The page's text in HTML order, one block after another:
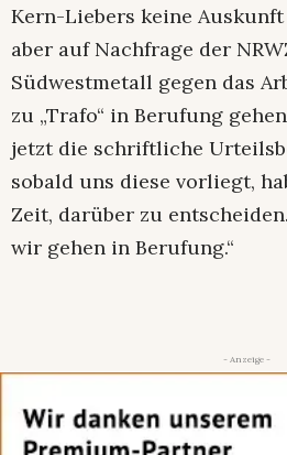
Kern-Liebers keine
aber auf Nachfrage der
Südwestmetall gegen das
zu „Trafo“ in Berufung
jetzt die schriftliche
sobald uns diese vorliegt,
Zeit, darüber zu
wir gehen in Berufung.“
- Anzeige -